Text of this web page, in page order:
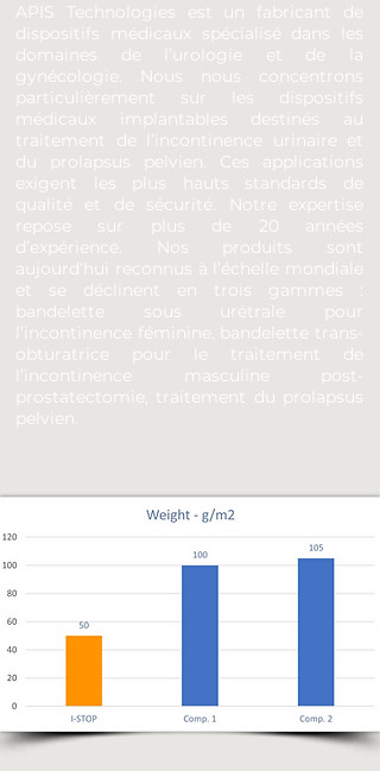
APIS Technologies est un fabricant de
dispositifs médicaux spécialisé dans les
domaines de l’urologie et de la
gynécologie. Nous nous concentrons
particulièrement sur les dispositifs
médicaux implantables destinés au
traitement de l’incontinence urinaire et
du prolapsus pelvien. Ces applications
exigent les plus hauts standards de
qualité et de sécurité. Notre expertise
repose sur plus de 20 années
d’expérience. Nos produits sont
aujourd’hui reconnus à l’échelle mondiale
et se déclinent en trois gammes :
bandelette sous urétrale pour
l’incontinence féminine, bandelette trans-
obturatrice pour le traitement de
l’incontinence masculine post-
prostatectomie, traitement du prolapsus
pelvien.